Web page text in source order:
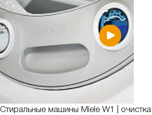
Стиральные машины Miele W1 |